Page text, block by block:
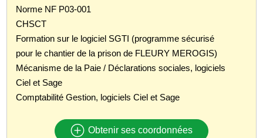
Norme NF P03-001
CHSCT
Formation sur le logiciel SGTI (programme sécurisé
pour le chantier de la prison de FLEURY MEROGIS)
Mécanisme de la Paie / Déclarations sociales, logiciels
Ciel et Sage
Comptabilité Gestion, logiciels Ciel et Sage
Obtenir ses coordonnées